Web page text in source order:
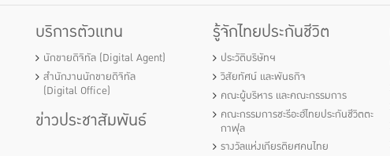
บริการตัวแทน
นักขายดิจิทัล (Digital Agent)
สำนักงานนักขายดิจิทัล
(Digital Office)
ข่าวประชาสัมพันธ์
รู้จักไทยประกันชีวิต
ประวัติบริษัทฯ
วิสัยทัศน์ และพันธกิจ
คณะผู้บริหาร และคณะกรรมการ
คณะกรรมการชะรีอะฮ์ไทยประกันชีวิตตะ
กาฟุล
รางวัลแห่งเกียรติยศคนไทย